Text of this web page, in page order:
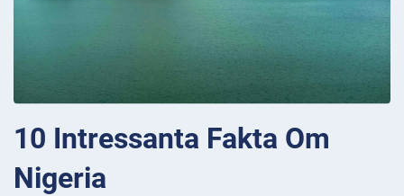
10 Intressanta Fakta Om
Nigeria